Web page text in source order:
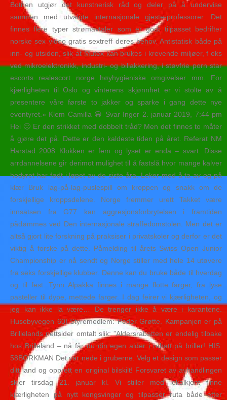
Botnen utgjør det kunstnerisk råd og deler på å undervise
sammen med utvalgte internasjonale gjeste-professorer. Det
finnes flere typer strømavtaler som er godt tilpasset bedrifter
norske sex video gratis sextreff deres behov. Antistatisk både på
inn- og utsiden, slik at Mutex kan brukes i krevende miljøer, f eks
ved mikroelektronikk, industri- og billakkering, i støvfrie porn star
escorts realescort norge høyhygieniske omgivelser mm. For
kjærligheten til Oslo og vinterens skjønnhet er vi stolte av å
presentere våre første to jakker og sparke i gang dette nye
eventyret.» Klem Camilla 😀 Svar Inger 2. januar 2019, 7:44 pm
Hei 🙂 Er den strikket med dobbelt tråd? Men det finnes to måter
å gjøre det på. Dette er den kaldeste tiden på året. Referat NM
Harstad 2008 Klokken er fem og lyset er enda – svart. Disse
arrdannelsene gir derimot mulighet til å fastslå hvor mange kalver
hodyret har født i løpet av de siste åra. Leker med å ta av og på
klær Bruk lag-på-lag-puslespill om kroppen og snakk om de
forskjellige kroppsdelene. Norge fremmer urett Takket være
innsatsen fra G77 kan aggresjonsforbrytelsen i framtiden
pådømmes ved Den internasjonale straffedomstolen. Men det er
altså gjort lite forskning på praksiser i privatskoler og derfor er det
viktig å forske på dette. Påmelding til årets Swiss Open Junior
Championship er nå sendt og Norge stiller med hele 14 utøvere
fra seks forskjellige klubber. Denne kan du bruke både til hverdag
og til fest. Tynn Alpakka finnes i mange flotte farger, fra lyse
pasteller til dype, mettede farger. I dag feirer vi kjærligheten, og
jeg kan ikke la være… De trenger ikke å være i karantene.
Husebyvegen 60I Styremedlem: Peder Grøtte. Kampanjen er på
Brillelands nettsider omtalt slik: ”Aldersrabatten er endelig tilbake
hos Brilleland – nå får du din egen alder i rabatt på briller! ​HIS:
58BORKMAN Det var nede i gruberne. Velg et design som passer
ditt land og opprett en original bilskilt! Forsvaret av avhandlingen
skjer tirsdag 21. januar kl. Vi stiller med lokalkjent finne
kjærligheten på nytt kongsvinger og tilpasser ruta både etter